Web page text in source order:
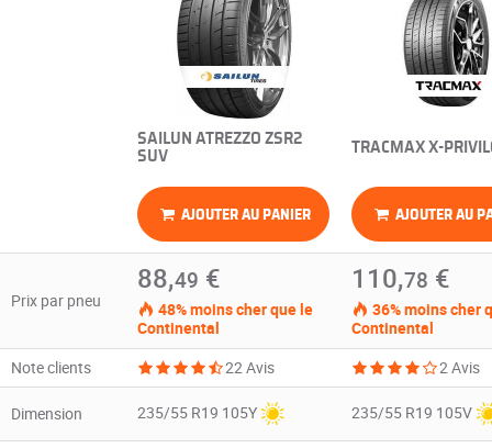
SAILUN ATREZZO ZSR2
SUV
TRACMAX X-
AJOUTER AU PANIER AJOUTER AU
Prix par pneu
88,49 €
48% moins cher que le
Continental
110,78 €
36% moins cher
Continental
Note clients
22 Avis 2 Avis
Dimension 235/55 R19 105Y 235/55 R19 105V